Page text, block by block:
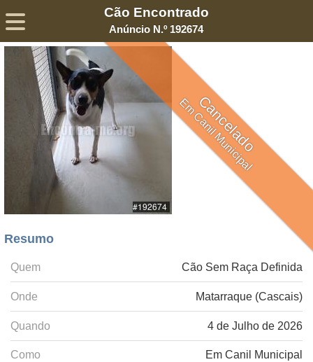
Cancelado
Em Canil Municipal
Cão Encontrado
Anúncio N.º 192674
Resumo
Quem Cão Sem Raça Definida
Onde Matarraque (Cascais)
Quando 4 de Julho de 2026
Como Em Canil Municipal
Sobre Declaração de Privacidade Termos de Serviço
©2005-2026 Encontra-me® – Todos os Direitos Reservados